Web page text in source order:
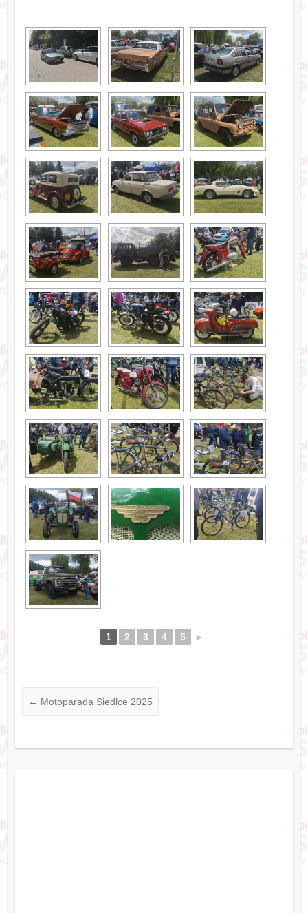
1 2 3 4 5 ►
← Motoparada Siedlce 2025